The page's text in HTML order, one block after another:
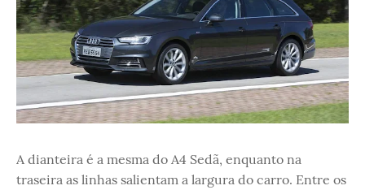
A dianteira é a mesma do A4 Sedã, enquanto na
traseira as linhas salientam a largura do carro. Entre os